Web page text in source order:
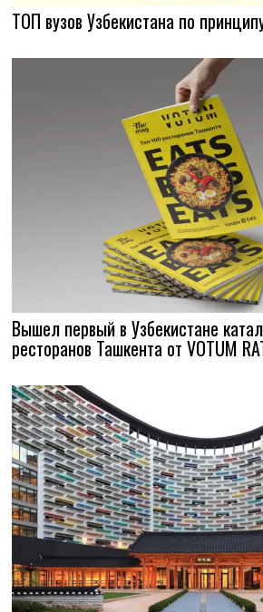
ТОП вузов Узбекистана по
Вышел первый в Узбекистане
ресторанов Ташкента от VOTUM